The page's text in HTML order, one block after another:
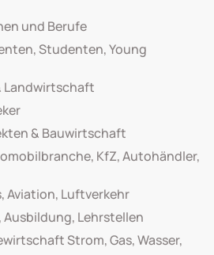
und Berufe
Studenten, Young
Landwirtschaft
& Bauwirtschaft
KfZ, Autohändler,
Aviation, Luftverkehr
Lehrstellen
Strom, Gas, Wasser,